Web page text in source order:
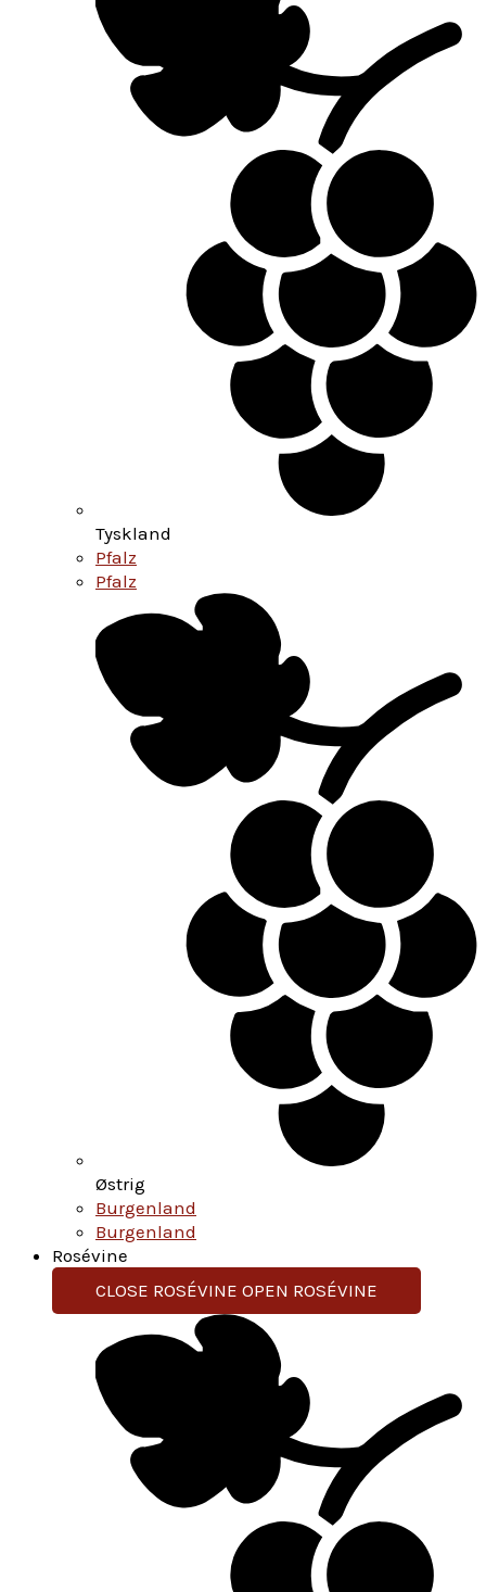
Tyskland
Pfalz
Pfalz
Østrig
Burgenland
Burgenland
Rosévine
CLOSE ROSÉVINE OPEN ROSÉVINE